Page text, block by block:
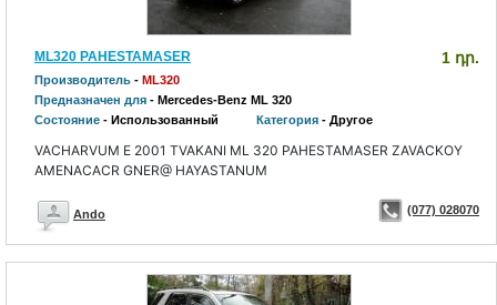
ML320 PAHESTAMASER 1 դր.
Производитель - ML320
Предназначен для - Mercedes-Benz ML 320
Состояние - Использованный Категория - Другое
VACHARVUM E 2001 TVAKANI ML 320 PAHESTAMASER ZAVACKOY
AMENACACR GNER@ HAYASTANUM
Ando (077) 028070